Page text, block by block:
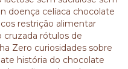
doença celíaca chocolate
restrição alimentar
cruzada rótulos de
Zero curiosidades sobre
história do chocolate